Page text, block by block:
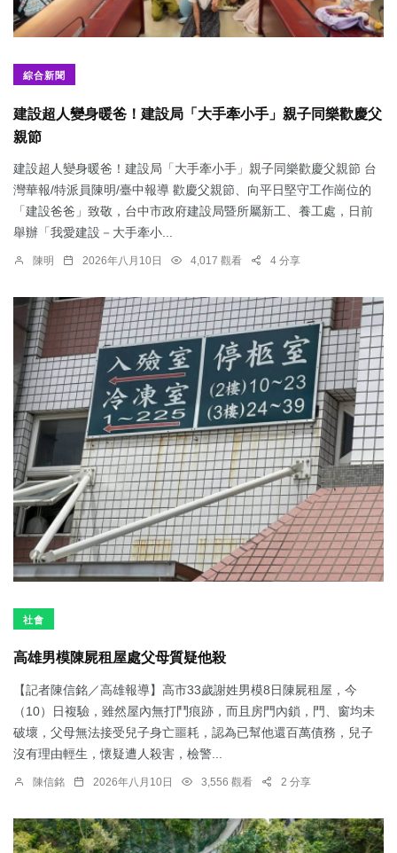
綜合新聞
建設超人變身暖爸！建設局「大手牽小手」親子同樂歡慶父
親節
建設超人變身暖爸！建設局「大手牽小手」親子同樂歡慶父親節 台
灣華報/特派員陳明/臺中報導 歡慶父親節、向平日堅守工作崗位的
「建設爸爸」致敬，台中市政府建設局暨所屬新工、養工處，日前
舉辦「我愛建設－大手牽小...
陳明 2026年八月10日 4,017 觀看 4 分享
社會
高雄男模陳屍租屋處父母質疑他殺
【記者陳信銘／高雄報導】高市33歲謝姓男模8日陳屍租屋，今
（10）日複驗，雖然屋內無打鬥痕跡，而且房門內鎖，門、窗均未
破壞，父母無法接受兒子身亡噩耗，認為已幫他還百萬債務，兒子
沒有理由輕生，懷疑遭人殺害，檢警...
陳信銘 2026年八月10日 3,556 觀看 2 分享